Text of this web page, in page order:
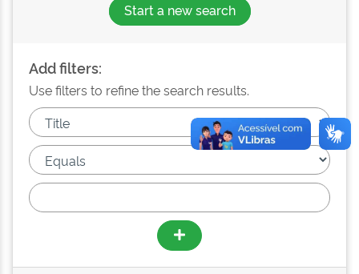
Start a new search
Add filters:
Use filters to refine the search results.